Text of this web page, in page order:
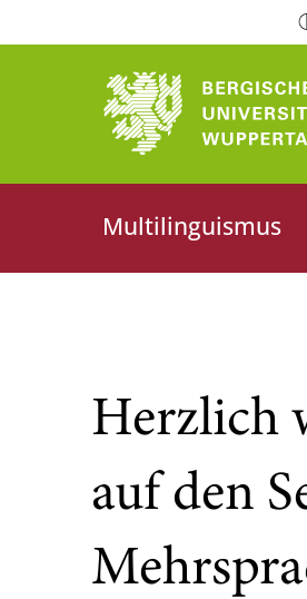
Multilinguismus
Bergische
Herzlich
auf den